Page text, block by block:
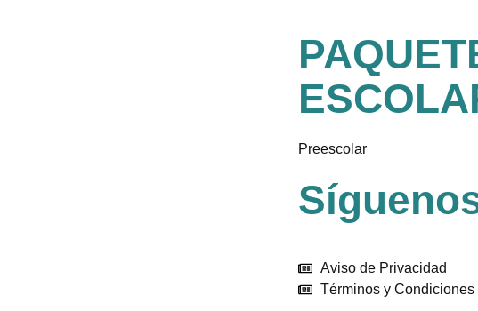
Preescolar
Aviso de Privacidad
Términos y Condiciones